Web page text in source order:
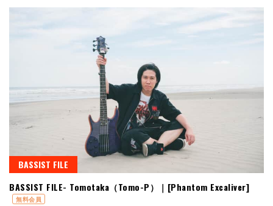
BASSIST FILE
BASSIST FILE- Tomotaka（Tomo-P）｜[Phantom Excaliver]
無料会員